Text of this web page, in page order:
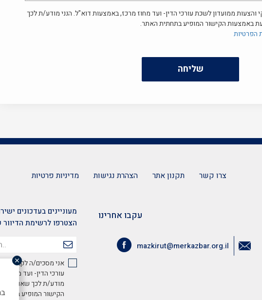
והצעות ממועדון לשכת עורכי הדין- ועד מחוז מרכז, באמצעות דוא"ל. הנני מודע/ת לכך
באמצעות הקישור המופיע בתחתית האתר.
הפרטיות
שליחה
צרו קשר תקנון אתר הצהרת נגישות מדיניות פרטיות
mazkirut@merkazbar.org.il
עקבו אחרינו
מעוניינים בעדכונים
הצטרפו לרשימת הדיוור
אני מסכים/ה לקבל
עורכי הדין- ועד מחוז
מודע/ת לכך שאוכל
הקישור המופיע